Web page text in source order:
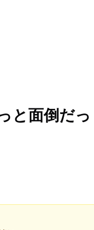
と面倒だっ